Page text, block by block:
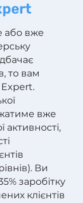
або вже
то вам
Expert.
вже
активності,
Ви
заробітку
клієнтів